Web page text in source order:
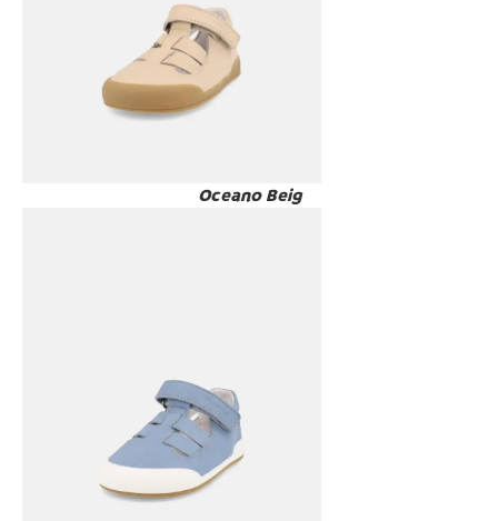
Oceano Beig